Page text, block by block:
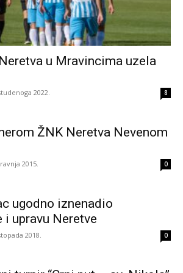
u Mravincima uzela
2022. 8
ŽNK Neretva Nevenom
2015. 0
ugodno iznenadio
upravu Neretve
2018. 0